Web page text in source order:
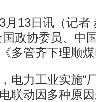
13日讯（记者
政协委员、中
多管齐下理顺
力工业实施“
联动因多种原